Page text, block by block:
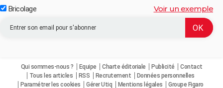
Bricolage Voir un exemple
Qui sommes-nous ? Equipe Charte éditoriale Publicité
Contact
Tous les articles
RSS Recrutement
Données personnelles
Paramétrer les cookies
Gérer Utiq Mentions légales Groupe Figaro